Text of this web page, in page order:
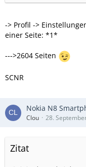
-> Profil ->
einer Seite: *1*
--->2604 Seiten
SCNR
Nokia N8
Clou 28.
Zitat